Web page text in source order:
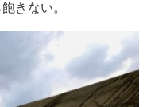
きない。